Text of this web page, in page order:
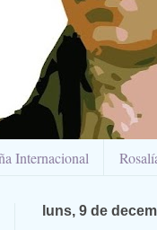
Internacional
luns, 9 de